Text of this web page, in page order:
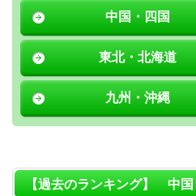
中国・四国
東北・北海道
九州・沖縄
【過去のランキング】 中